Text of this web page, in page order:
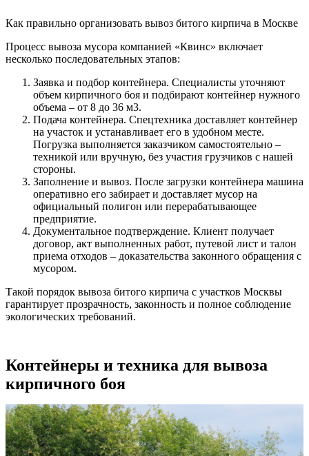
Как правильно организовать вывоз битого кирпича в Москве
Процесс вывоза мусора компанией «Квинс» включает
несколько последовательных этапов:
Заявка и подбор контейнера. Специалисты уточняют
объем кирпичного боя и подбирают контейнер нужного
объема – от 8 до 36 м3.
Подача контейнера. Спецтехника доставляет контейнер
на участок и устанавливает его в удобном месте.
Погрузка выполняется заказчиком самостоятельно –
техникой или вручную, без участия грузчиков с нашей
стороны.
Заполнение и вывоз. После загрузки контейнера машина
оперативно его забирает и доставляет мусор на
официальный полигон или перерабатывающее
предприятие.
Документальное подтверждение. Клиент получает
договор, акт выполненных работ, путевой лист и талон
приема отходов – доказательства законного обращения с
мусором.
Такой порядок вывоза битого кирпича с участков Москвы
гарантирует прозрачность, законность и полное соблюдение
экологических требований.
Контейнеры и техника для вывоза
кирпичного боя